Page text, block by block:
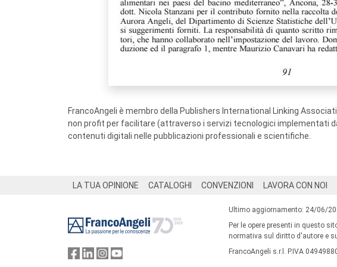
FrancoAngeli è membro della Publishers International Linking
non profit per facilitare (attraverso i servizi tecnologici implementati
contenuti digitali nelle pubblicazioni professionali e scientifiche.
LA TUA OPINIONE CATALOGHI CONVENZIONI LAVORA CON NOI
Ultimo aggiornamento: 24/06/
Per le opere presenti in questo
normativa sul diritto d'autore e
FrancoAngeli s.r.l. P.IVA